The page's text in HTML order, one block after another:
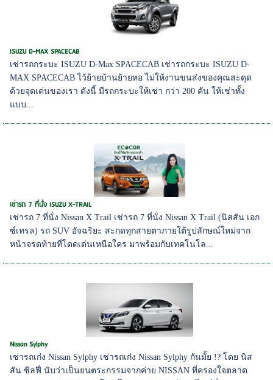
ISUZU D-MAX SPACECAB
เช่ารถกระบะ ISUZU D-Max SPACECAB เช่ารถกระบะ ISUZU D-
MAX SPACECAB ไว้ย้ายบ้านย้ายหอ ไม่ให้งานขนส่งของคุณสะดุด
ด้วยจุดเด่นของเรา ดังนี้ มีรถกระบะให้เช่า กว่า 200 คัน ให้เช่าทั้ง
แบบ...
เช่ารถ 7 ที่นั่ง ISUZU X-TRAIL
เช่ารถ 7 ที่นั่ง Nissan X Trail เช่ารถ 7 ที่นั่ง Nissan X Trail (นิสสัน เอก
ซ์เทรล) รถ SUV อัจฉริยะ สะกดทุกสายตาภายใต้รูปลักษณ์ใหม่จาก
หน้าจรดท้ายที่โดดเด่นเหนือใคร มาพร้อมกับเทคโนโล...
Nissan Sylphy
เช่ารถเก๋ง Nissan Sylphy เช่ารถเก๋ง Nissan Sylphy กันมั้ย !? โดย นิส
สัน ซิลฟี่ นับว่าเป็นยนตระกรรมจากค่าย NISSAN ที่ครองใจตลาด